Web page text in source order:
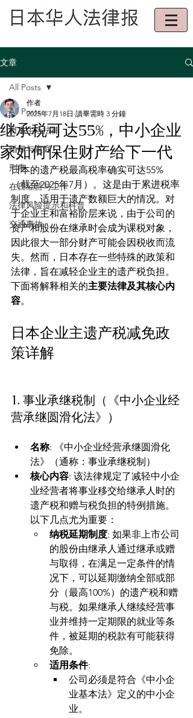
文章
All Posts
日本生活法律
婚姻与家庭
刑事
在日经营与工作
法律风险提示和科普
交通事故
All Posts
继承税可达55%，中小企业
家如何保住财产给下一代
作者
2025年7月18日 讀畢需時 3 分鐘
日本的遗产税最高税率确实可达55%
（截至2025年7月）。这是由于累进税率
制度，适用于遗产数额巨大的情况。对
于企业主和富裕阶层来说，由于公司的
资产和股份在继承时会成为课税对象，
因此很大一部分财产可能会因税收而流
失。然而，日本存在一些特殊的政策和
法律，旨在减轻企业主的遗产税负担。
下面将解释相关的主要法律及其核心内
容。
日本企业主遗产税减免政
策详解
1. 事业承继税制（《中小企业经
营承继圆滑化法》）
名称: 《中小企业经营承继圆滑化
法》（通称：事业承继税制）
核心内容: 该法律规定了减轻中小企
业经营者将事业移交给继承人时的
遗产税和赠与税负担的特例措施。
以下几点尤为重要：
纳税延期制度: 如果非上市公司
的股份由继承人通过继承或赠
与取得，在满足一定条件的情
况下，可以延期缴纳全部或部
分（最高100%）的遗产税和赠
与税。如果继承人继续经营事
业并维持一定期限的就业等条
件，被延期的税款有可能获得
免除。
适用条件:
公司必须是符合《中小企
业基本法》定义的中小企
业。